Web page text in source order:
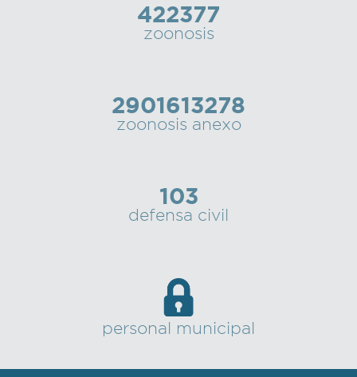
422377
zoonosis
2901613278
zoonosis anexo
103
defensa civil
personal municipal